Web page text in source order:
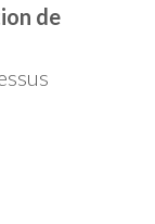
de